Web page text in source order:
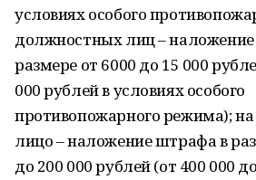
условиях особого
должностных лиц –
размере от 6000 до 15 000
000 рублей в условиях особого
противопожарного режима);
лицо – наложение штрафа в
до 200 000 рублей (от 400 000